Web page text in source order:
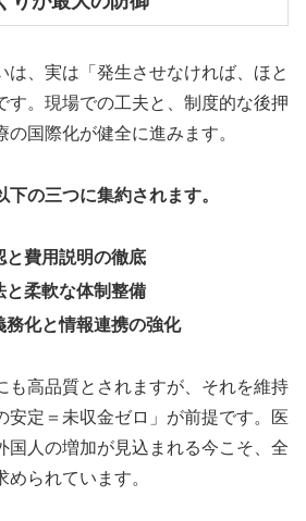
は、実は「発生させなければ、ほと
す。現場での工夫と、制度的な後押
の国際化が健全に進みます。
の三つに集約されます。
と費用説明の徹底
と柔軟な体制整備
務化と情報連携の強化
も高品質とされますが、それを維持
安定＝未収金ゼロ」が前提です。医
国人の増加が見込まれる今こそ、全
られています。